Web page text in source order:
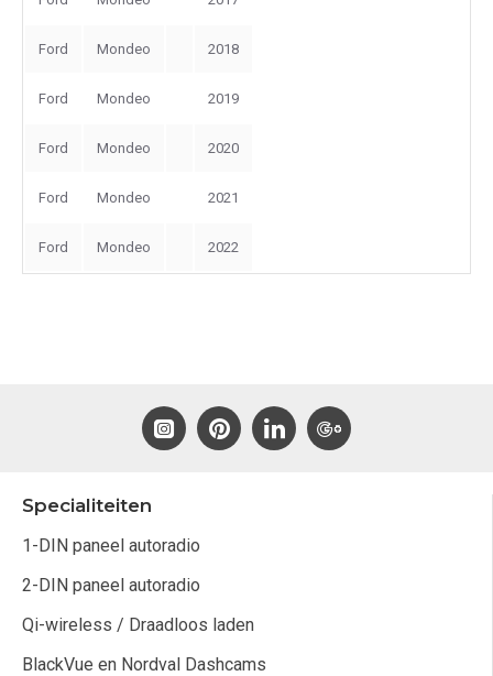
Ford Mondeo 2018
Ford Mondeo 2019
Ford Mondeo 2020
Ford Mondeo 2021
Ford Mondeo 2022
Specialiteiten
1-DIN paneel autoradio
2-DIN paneel autoradio
Qi-wireless / Draadloos laden
BlackVue en Nordval Dashcams